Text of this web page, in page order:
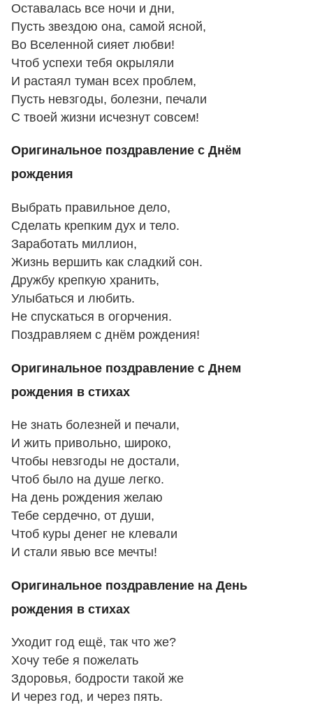
Оставалась все ночи и дни,
Пусть звездою она, самой ясной,
Во Вселенной сияет любви!
Чтоб успехи тебя окрыляли
И растаял туман всех проблем,
Пусть невзгоды, болезни, печали
С твоей жизни исчезнут совсем!
Оригинальное поздравление с Днём
рождения
Выбрать правильное дело,
Сделать крепким дух и тело.
Заработать миллион,
Жизнь вершить как сладкий сон.
Дружбу крепкую хранить,
Улыбаться и любить.
Не спускаться в огорчения.
Поздравляем с днём рождения!
Оригинальное поздравление с Днем
рождения в стихах
Не знать болезней и печали,
И жить привольно, широко,
Чтобы невзгоды не достали,
Чтоб было на душе легко.
На день рождения желаю
Тебе сердечно, от души,
Чтоб куры денег не клевали
И стали явью все мечты!
Оригинальное поздравление на День
рождения в стихах
Уходит год ещё, так что же?
Хочу тебе я пожелать
Здоровья, бодрости такой же
И через год, и через пять.